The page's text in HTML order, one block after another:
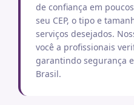
de confiança em
seu CEP, o tipo e
serviços desejados.
você a profissionais
garantindo segurança
Brasil.